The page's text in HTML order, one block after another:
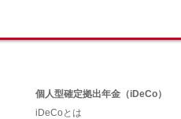
個人型確定拠出年金（iDeCo）
iDeCoとは